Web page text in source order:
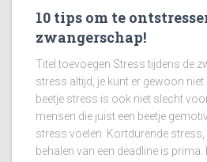
10 tips om te
zwangerschap!
Titel toevoegen Stress tijdens de
stress altijd, je kunt er gewoon
beetje stress is ook niet slecht
mensen die juist een beetje
stress voelen. Kortdurende
behalen van een deadline is